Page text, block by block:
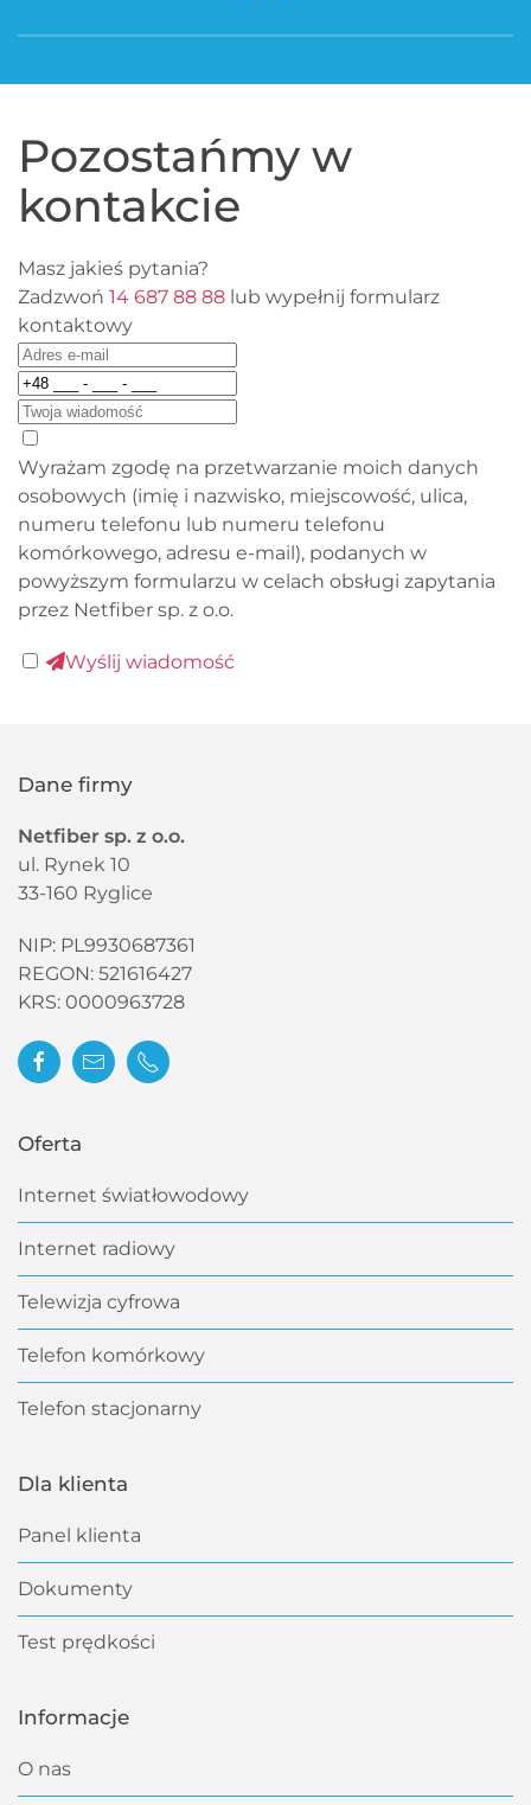
Pozostańmy w
kontakcie
Masz jakieś pytania?
Zadzwoń 14 687 88 88 lub wypełnij formularz
kontaktowy
Wyrażam zgodę na przetwarzanie moich danych
osobowych (imię i nazwisko, miejscowość, ulica,
numeru telefonu lub numeru telefonu
komórkowego, adresu e-mail), podanych w
powyższym formularzu w celach obsługi zapytania
przez Netfiber sp. z o.o.
Wyślij wiadomość
Dane firmy
Netfiber sp. z o.o.
ul. Rynek 10
33-160 Ryglice
NIP: PL9930687361
REGON: 521616427
KRS: 0000963728
Oferta
Internet światłowodowy
Internet radiowy
Telewizja cyfrowa
Telefon komórkowy
Telefon stacjonarny
Dla klienta
Panel klienta
Dokumenty
Test prędkości
Informacje
O nas